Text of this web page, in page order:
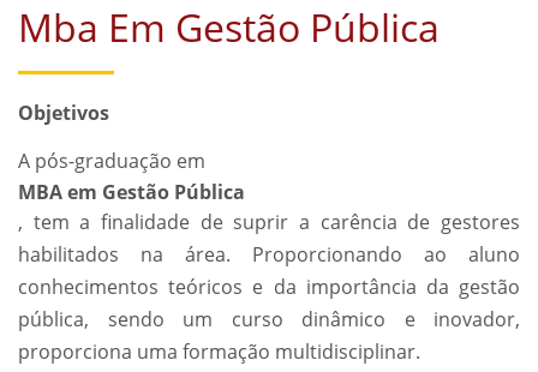
Mba Em Gestão Pública
Objetivos
A pós-graduação em
MBA em Gestão Pública
, tem a finalidade de suprir a carência de gestores
habilitados na área. Proporcionando ao aluno
conhecimentos teóricos e da importância da gestão
pública, sendo um curso dinâmico e inovador,
proporciona uma formação multidisciplinar.